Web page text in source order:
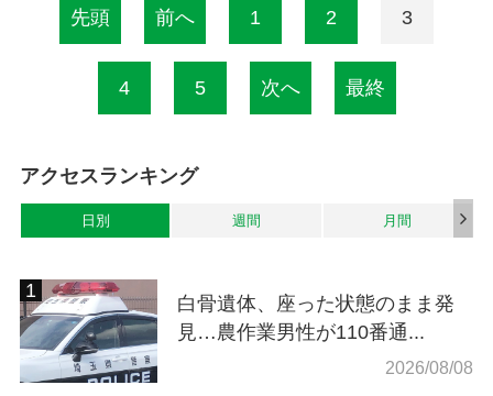
先頭 前へ 1 2 3
4 5 次へ 最終
アクセスランキング
日別 週間 月間
白骨遺体、座った状態のまま発
見…農作業男性が110番通...
2026/08/08